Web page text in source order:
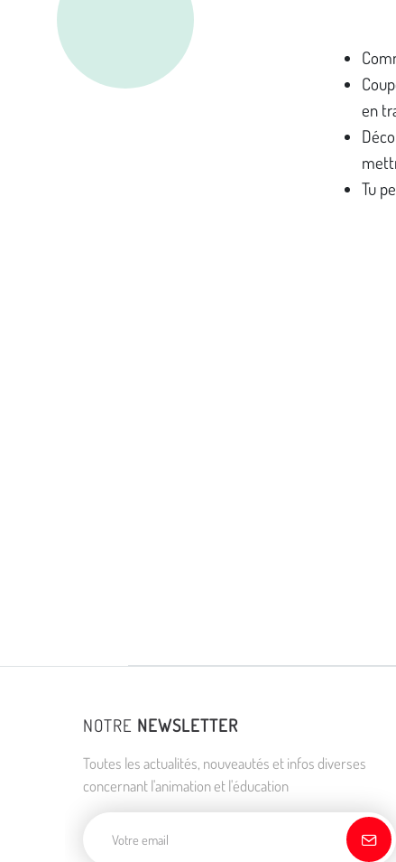
en
Tu
NOTRE NEWSLETTER
Toutes les actualités, nouveautés et infos diverses
concernant l'animation et l'éducation